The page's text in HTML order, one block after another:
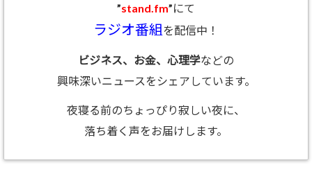
”stand.fm”にて
ラジオ番組を配信中！
ビジネス、お金、心理学などの
興味深いニュースをシェアしています。
夜寝る前のちょっぴり寂しい夜に、
落ち着く声をお届けします。